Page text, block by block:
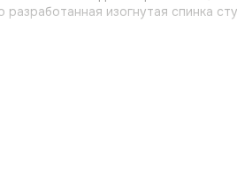
изогнутая спинка
150 кг. Стул со спинкой
Мягкий стул Моби идеально